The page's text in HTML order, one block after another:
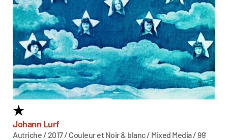
★
Johann Lurf
Autriche / 2017 / Couleur et Noir & blanc / Mixed Media / 99’